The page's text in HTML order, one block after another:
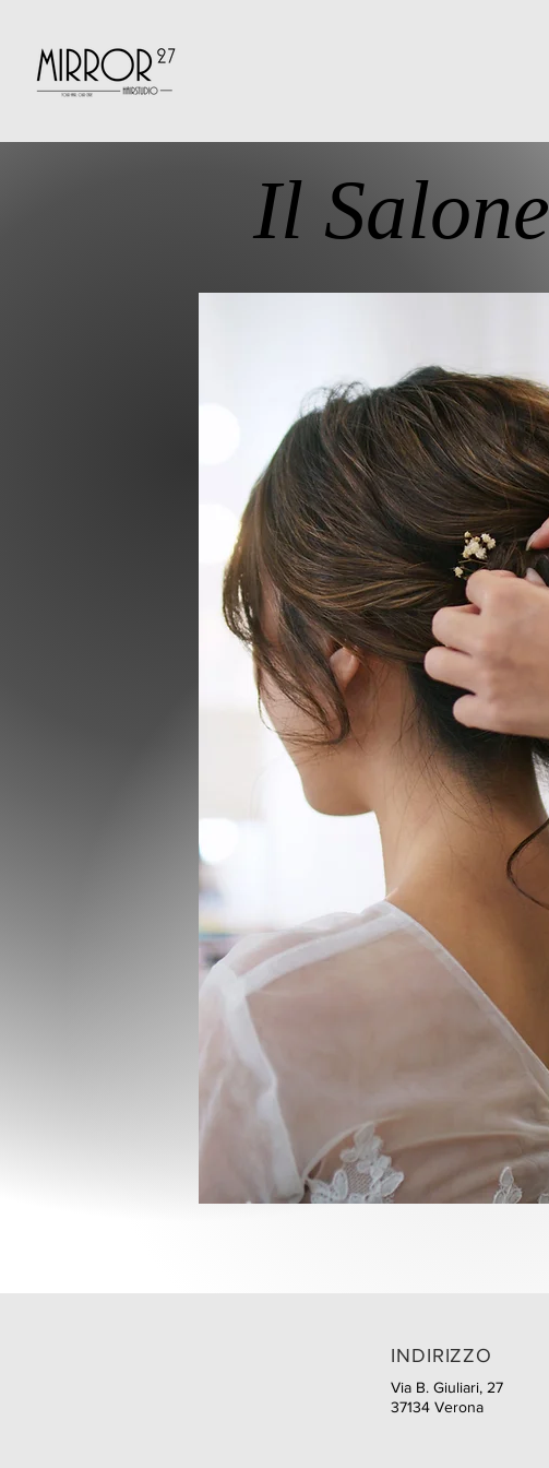
Il Salone
INDIRIZZO
Via B. Giuliari, 27
37134 Verona